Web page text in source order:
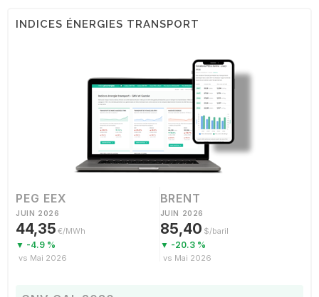
INDICES ÉNERGIES TRANSPORT
PEG EEX
JUIN 2026
44,35 €/MWh
▼ -4.9 %
vs Mai 2026
BRENT
JUIN 2026
85,40 $/baril
▼ -20.3 %
vs Mai 2026